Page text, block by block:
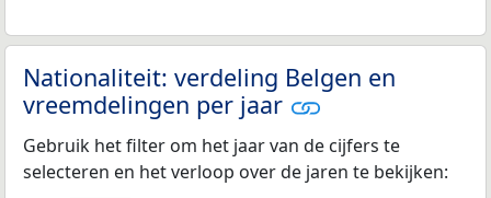
Nationaliteit: verdeling Belgen en
vreemdelingen per jaar
Gebruik het filter om het jaar van de cijfers te
selecteren en het verloop over de jaren te bekijken: